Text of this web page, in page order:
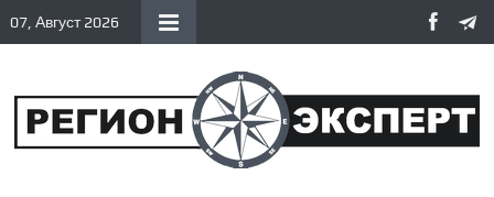
07, Август 2026